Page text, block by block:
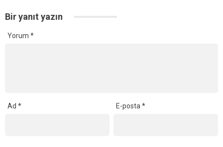
Bir yanıt yazın
Yorum *
Ad * E-posta*